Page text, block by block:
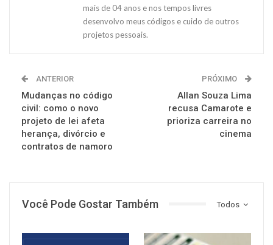
mais de 04 anos e nos tempos livres
desenvolvo meus códigos e cuido de outros
projetos pessoais.
ANTERIOR
Mudanças no código
civil: como o novo
projeto de lei afeta
herança, divórcio e
contratos de namoro
PRÓXIMO
Allan Souza Lima
recusa Camarote e
prioriza carreira no
cinema
Todos
Você Pode Gostar Também
NOTÍCIAS